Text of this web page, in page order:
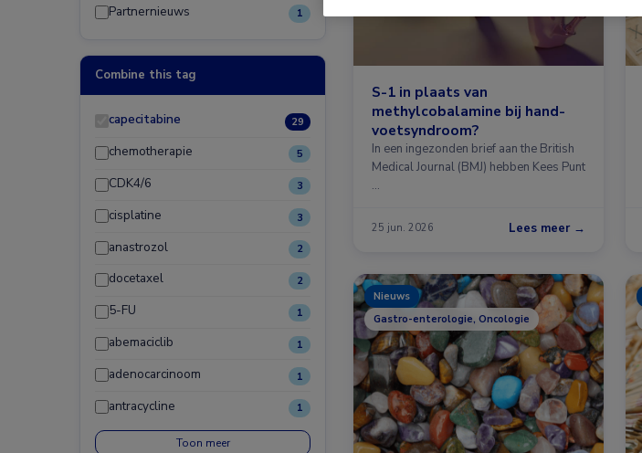
Partnernieuws 1
Combine this tag
capecitabine 29
chemotherapie 5
CDK4/6 3
cisplatine 3
anastrozol 2
docetaxel 2
5-FU 1
abemaciclib 1
adenocarcinoom 1
antracycline 1
Toon meer
S-1 in plaats van
methylcobalamine bij hand-
voetsyndroom?
In een ingezonden brief aan the British
Medical Journal (BMJ) hebben Kees Punt
…
25 jun. 2026 Lees meer →
Nieuws
Gastro-enterologie, Oncologie